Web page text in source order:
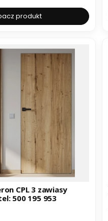
produkt
CPL 3 zawiasy
W tel: 500 195 953